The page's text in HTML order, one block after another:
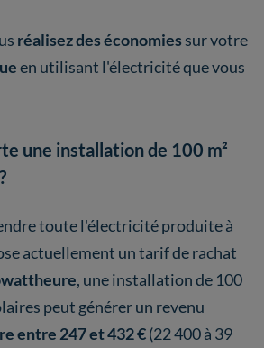
réalisez des économies sur votre
en utilisant l'électricité que vous
une installation de 100 m²
toute l'électricité produite à
actuellement un tarif de rachat
, une installation de 100
peut générer un revenu
entre 247 et 432 €(22 400 à 39